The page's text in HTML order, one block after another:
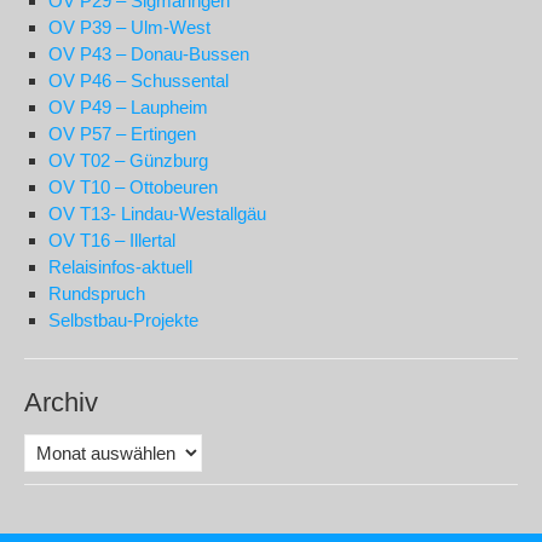
OV P39 – Ulm-West
OV P43 – Donau-Bussen
OV P46 – Schussental
OV P49 – Laupheim
OV P57 – Ertingen
OV T02 – Günzburg
OV T10 – Ottobeuren
OV T13- Lindau-Westallgäu
OV T16 – Illertal
Relaisinfos-aktuell
Rundspruch
Selbstbau-Projekte
Archiv
Archiv